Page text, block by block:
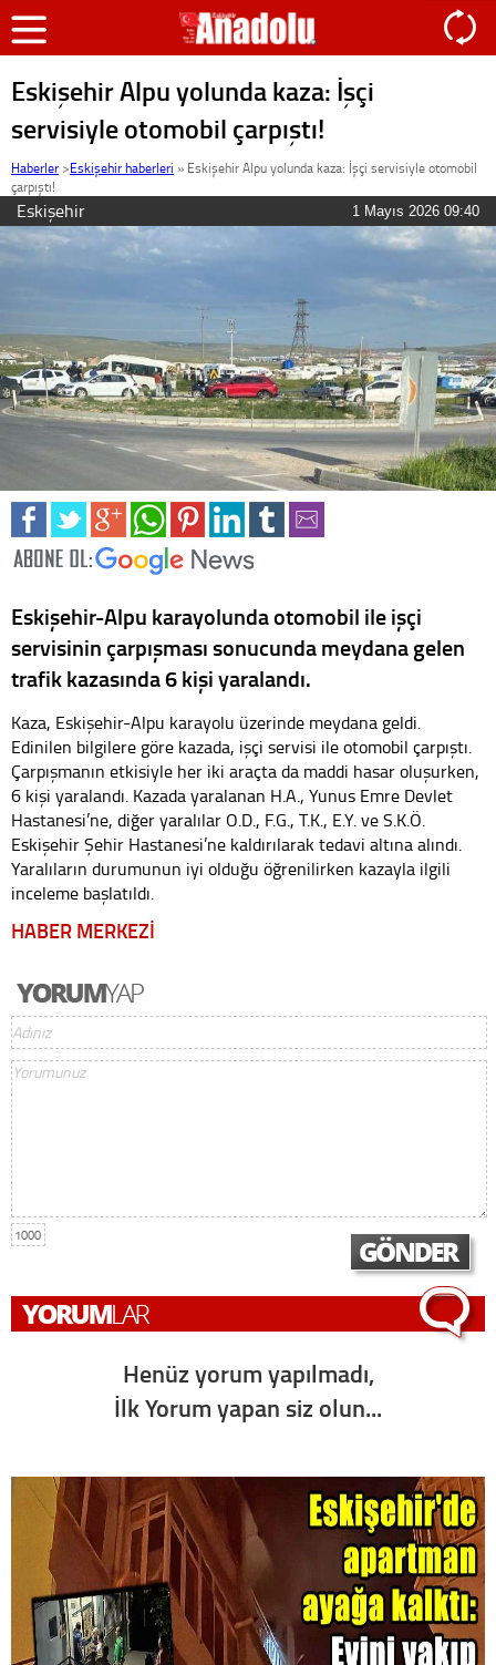
Eskişehir Alpu yolunda kaza: İşçi
servisiyle otomobil çarpıştı!
Haberler >Eskişehir haberleri » Eskişehir Alpu yolunda kaza: İşçi servisiyle otomobil
çarpıştı!
Eskişehir 1 Mayıs 2026 09:40
Eskişehir-Alpu karayolunda otomobil ile işçi
servisinin çarpışması sonucunda meydana gelen
trafik kazasında 6 kişi yaralandı.
Kaza, Eskişehir-Alpu karayolu üzerinde meydana geldi.
Edinilen bilgilere göre kazada, işçi servisi ile otomobil çarpıştı.
Çarpışmanın etkisiyle her iki araçta da maddi hasar oluşurken,
6 kişi yaralandı. Kazada yaralanan H.A., Yunus Emre Devlet
Hastanesi’ne, diğer yaralılar O.D., F.G., T.K., E.Y. ve S.K.Ö.
Eskişehir Şehir Hastanesi’ne kaldırılarak tedavi altına alındı.
Yaralıların durumunun iyi olduğu öğrenilirken kazayla ilgili
inceleme başlatıldı.
HABER MERKEZİ
1000
Henüz yorum yapılmadı,
İlk Yorum yapan siz olun...